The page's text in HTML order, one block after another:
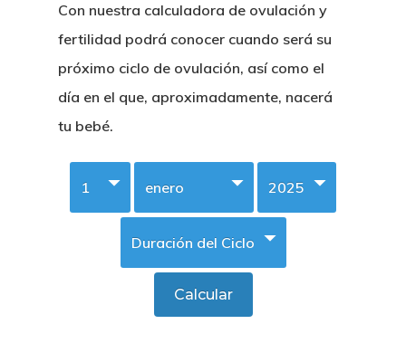
Con nuestra calculadora de ovulación y
fertilidad podrá conocer cuando será su
próximo ciclo de ovulación, así como el
día en el que, aproximadamente, nacerá
tu bebé.